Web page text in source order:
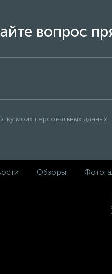
вопрос
моих персональных данных
Обзоры